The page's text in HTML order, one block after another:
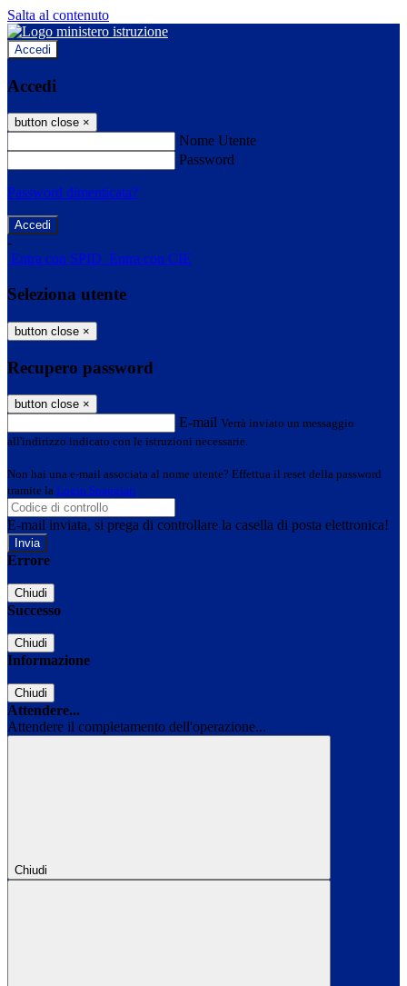
Salta al contenuto
Accedi
Accedi
button close ×
Nome Utente
Password
Password dimenticata?
-
Entra con SPID Entra con CIE
Seleziona utente
button close ×
Recupero password
button close ×
E-mail Verrà inviato un messaggio
all'indirizzo indicato con le istruzioni necessarie.
Non hai una e-mail associata al nome utente? Effettua il reset della password
tramite la Login Spaggiari
E-mail inviata, si prega di controllare la casella di posta elettronica!
Errore
Chiudi
Successo
Chiudi
Informazione
Chiudi
Attendere...
Attendere il completamento dell'operazione...
Chiudi